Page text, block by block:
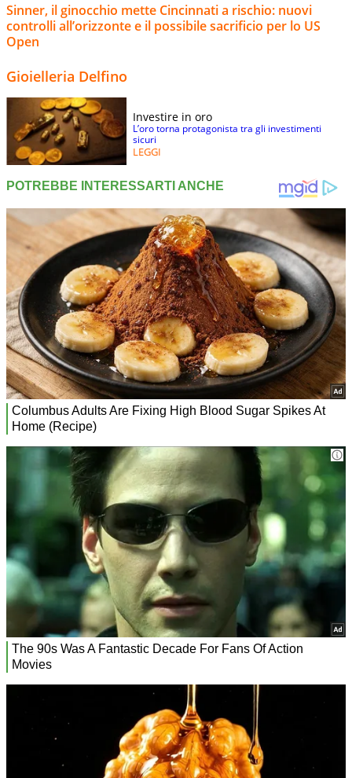
Sinner, il ginocchio mette Cincinnati a rischio: nuovi
controlli all’orizzonte e il possibile sacrificio per lo US
Open
Gioielleria Delfino
Investire in oro
L’oro torna protagonista tra gli investimenti
sicuri
LEGGI